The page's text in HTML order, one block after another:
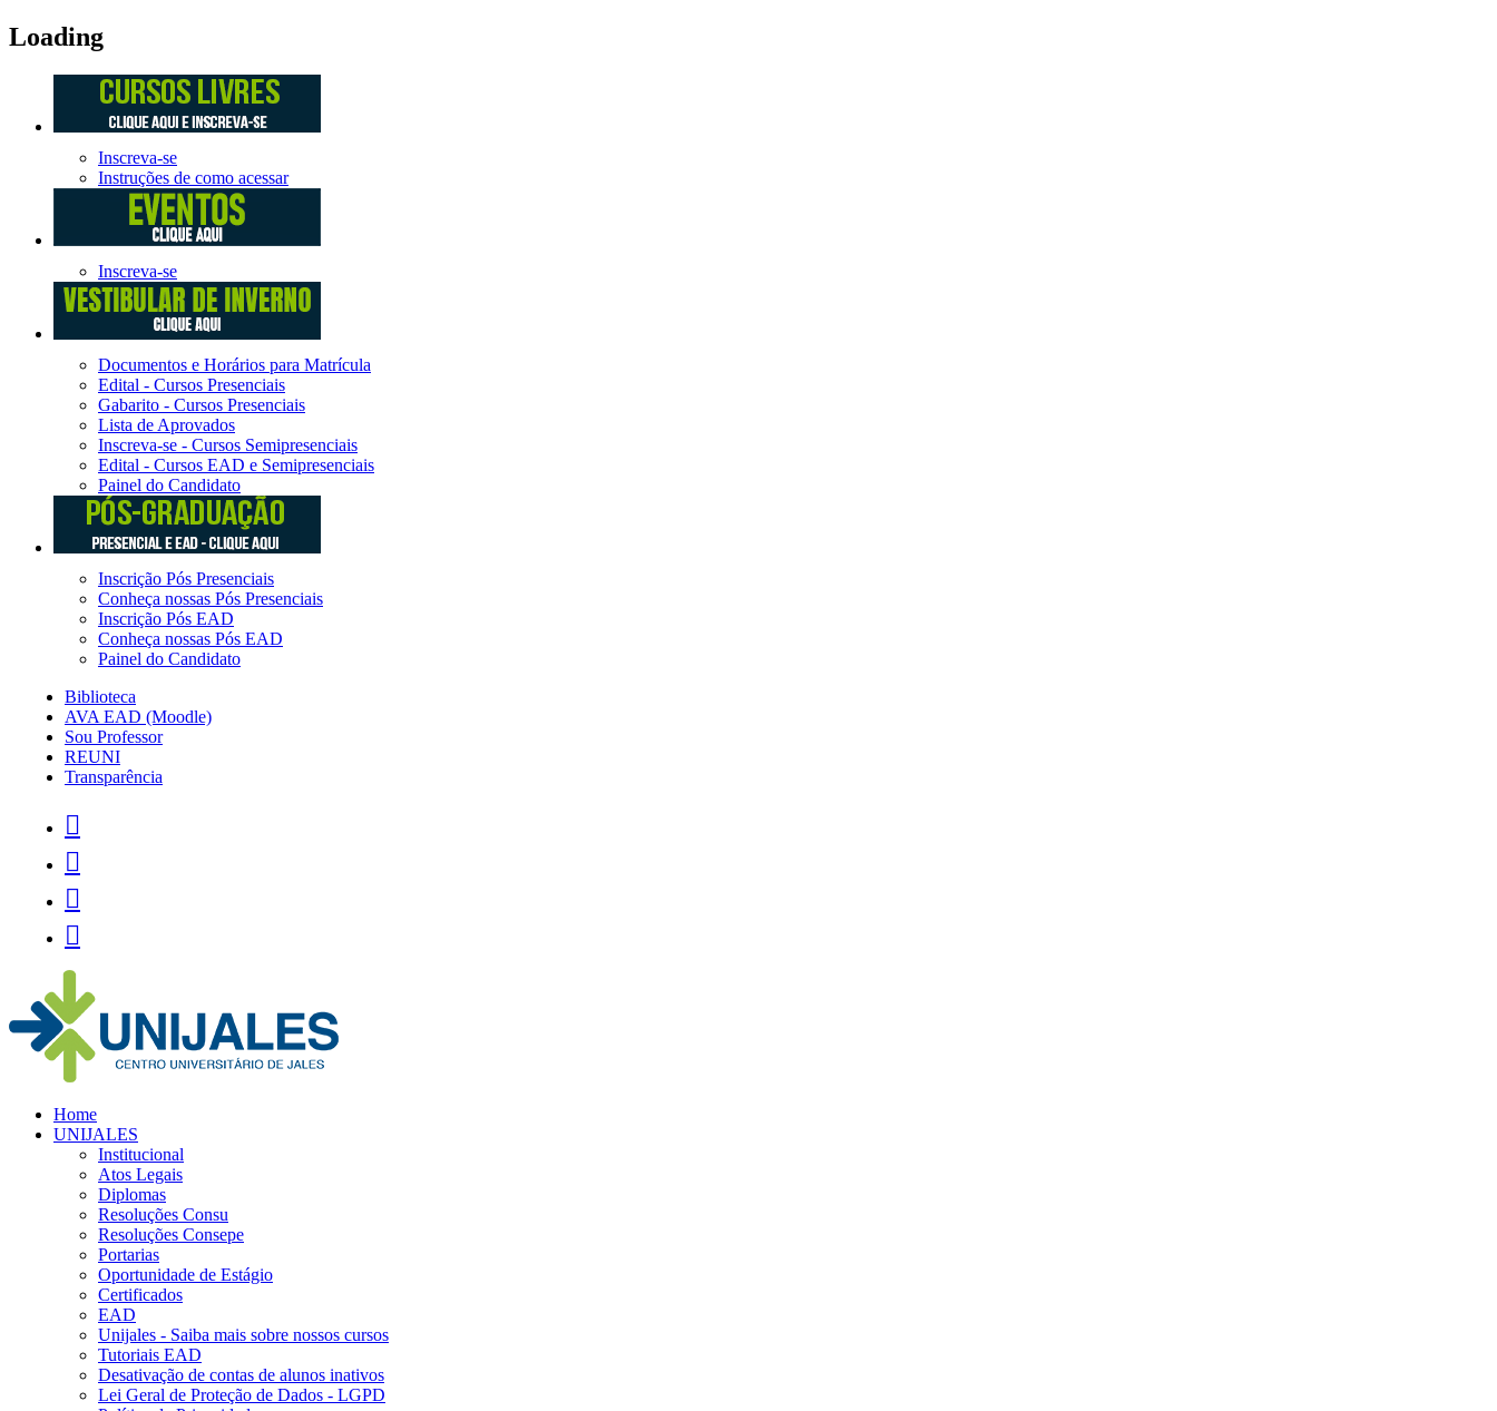
Loading
Inscreva-se
Instruções de como acessar
Inscreva-se
Documentos e Horários para Matrícula
Edital - Cursos Presenciais
Gabarito - Cursos Presenciais
Lista de Aprovados
Inscreva-se - Cursos Semipresenciais
Edital - Cursos EAD e Semipresenciais
Painel do Candidato
Inscrição Pós Presenciais
Conheça nossas Pós Presenciais
Inscrição Pós EAD
Conheça nossas Pós EAD
Painel do Candidato
Biblioteca
AVA EAD (Moodle)
Sou Professor
REUNI
Transparência




Home
UNIJALES
Institucional
Atos Legais
Diplomas
Resoluções Consu
Resoluções Consepe
Portarias
Oportunidade de Estágio
Certificados
EAD
Unijales - Saiba mais sobre nossos cursos
Tutoriais EAD
Desativação de contas de alunos inativos
Lei Geral de Proteção de Dados - LGPD